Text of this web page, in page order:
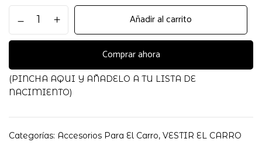
Apoyabrazos
Libelle/orfeo
cantidad
Añadir al carrito
Comprar ahora
(PINCHA AQUI Y AÑADELO A TU LISTA DE
NACIMIENTO)
Categorías: Accesorios Para El Carro, VESTIR EL CARRO